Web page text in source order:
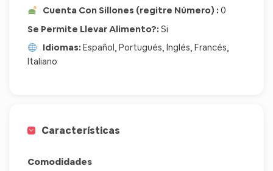
Cuenta Con Sillones (regitre Número) : 0
Se Permite Llevar Alimento?: Si
Idiomas:Español, Portugués, Inglés, Francés,
Italiano
Características
Comodidades